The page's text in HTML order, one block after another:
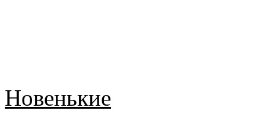
Новенькие